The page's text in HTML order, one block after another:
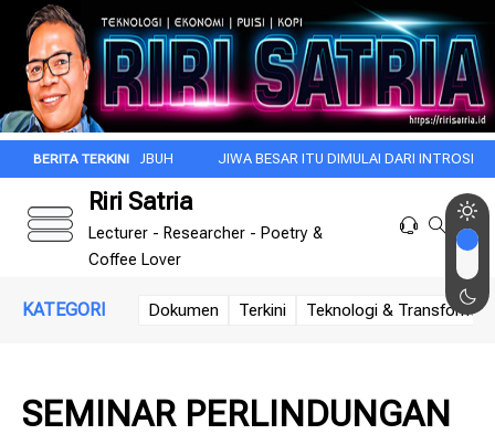
SUBUH JIWA BESAR ITU DIMULAI DARI INTROSPEKSI REZA
Riri Satria
Lecturer - Researcher - Poetry &
Coffee Lover
KATEGORI Dokumen Terkini Teknologi &
SEMINAR PERLINDUNGAN